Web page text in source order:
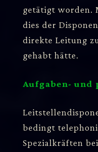
getätigt worden.
dies der
direkte Leitung
gehabt hätte.
Aufgaben- und
bedingt
Spezialkräften